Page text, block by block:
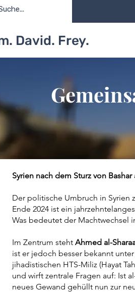
David. Frey.
Syrien nach dem Sturz von
Der politische Umbruch in Syrien
Ende 2024 ist ein
Was bedeutet der Machtwechsel
Im Zentrum steht Ahmed al-
ist er jedoch besser bekannt
jihadistischen HTS-Miliz (Hayat
und wirft zentrale Fragen auf: Ist
neues Gewand gehüllt nun zur